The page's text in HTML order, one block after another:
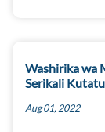
Washirika wa
Serikali
Aug 01, 2022